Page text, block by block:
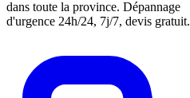
dans toute la province. Dépannage
d'urgence 24h/24, 7j/7, devis gratuit.